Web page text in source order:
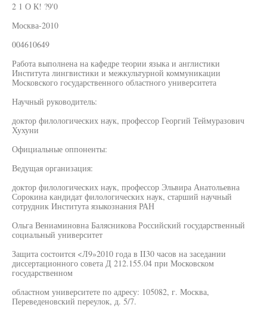
2 1 О К! ?9'0
Москва-2010
004610649
Работа выполнена на кафедре теории языка и англистики
Института лингвистики и межкультурной коммуникации
Московского государственного областного университета
Научный руководитель:
доктор филологических наук, профессор Георгий Теймуразович
Хухуни
Официальные оппоненты:
Ведущая организация:
доктор филологических наук, профессор Эльвира Анатольевна
Сорокина кандидат филологических наук, старший научный
сотрудник Института языкознания РАН
Ольга Вениаминовна Балясникова Российский государственный
социальный университет
Защита состоится <Л9»2010 года в II30 часов на заседании
диссертационного совета Д 212.155.04 при Московском
государственном
областном университете по адресу: 105082, г. Москва,
Переведеновский переулок, д. 5/7.